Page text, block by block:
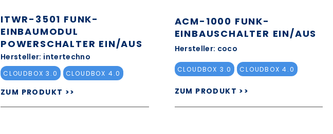
ITWR-3501 FUNK-
EINBAUMODUL
POWERSCHALTER EIN/AUS
Hersteller: intertechno
CLOUDBOX 3.0 CLOUDBOX 4.0
ZUM PRODUKT >>
ACM-1000 FUNK-
EINBAUSCHALTER EIN/AUS
Hersteller: coco
CLOUDBOX 3.0 CLOUDBOX 4.0
ZUM PRODUKT >>